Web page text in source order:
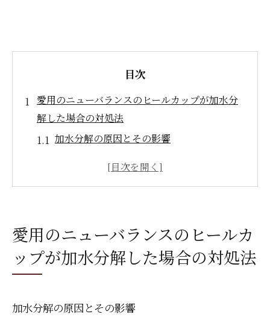
目次
愛用のニューバランスのヒールカップが加水分
解した場合の対処法
加水分解の原因とその影響
修理前に確認しておくべき重要なポイント
劣化の進行を防ぐための日常的なケア
理方法
愛用のニューバランスのヒールカ
ップが加水分解した場合の対処法
加水分解の原因とその影響